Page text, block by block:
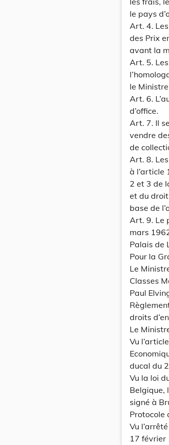
le pays
Art. 4.
des Prix
avant la
Art. 5.
le
Art. 6.
d’office.
Art. 7. Il
vendre
de
Art. 8.
à l’article
2 et 3 de
et du
base de
Art. 9. Le
mars
Palais de
Pour la
Le
Classes
Paul
droits
Le
Vu
ducal du
Vu la loi
Belgique,
signé à
Protocole
Vu
17 février